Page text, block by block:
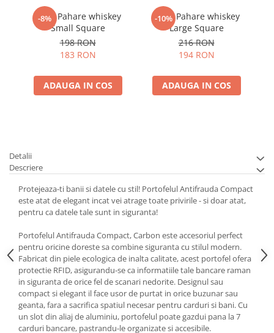
-8%
Set 6 Pahare whiskey
Small Square
198 RON
183 RON
ADAUGA IN COS
-10%
Set 6 Pahare whiskey
Large Square
216 RON
194 RON
ADAUGA IN COS
Detalii
Descriere
Protejeaza-ti banii si datele cu stil! Portofelul Antifrauda Compact
este atat de elegant incat vei atrage toate privirile - si doar atat,
pentru ca datele tale sunt in siguranta!
Portofelul Antifrauda Compact, Carbon este accesoriul perfect
pentru oricine doreste sa combine siguranta cu stilul modern.
Fabricat din piele ecologica de inalta calitate, acest portofel ofera
protectie RFID, asigurandu-se ca informatiile tale bancare raman
in siguranta de orice fel de scanari nedorite. Designul sau
compact si elegant il face usor de purtat in orice buzunar sau
geanta, fara a sacrifica spatiul necesar pentru carduri si bani. Cu
un slot din aliaj de aluminiu, portofelul poate gazdui pana la 7
carduri bancare, pastrandu-le organizate si accesibile.